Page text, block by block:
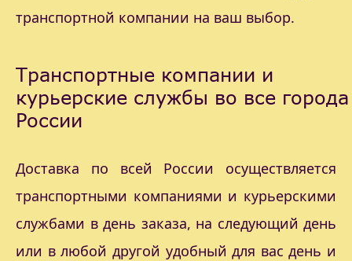
транспортной компании на ваш выбор.
Транспортные компании и
курьерские службы во все города
России
Доставка по всей России осуществляется
транспортными компаниями и курьерскими
службами в день заказа, на следующий день
или в любой другой удобный для вас день и